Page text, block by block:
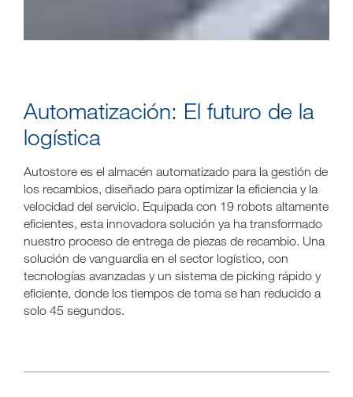
Automatización: El futuro de la
logística
Autostore es el almacén automatizado para la gestión de
los recambios, diseñado para optimizar la eficiencia y la
velocidad del servicio. Equipada con 19 robots altamente
eficientes, esta innovadora solución ya ha transformado
nuestro proceso de entrega de piezas de recambio. Una
solución de vanguardia en el sector logístico, con
tecnologías avanzadas y un sistema de picking rápido y
eficiente, donde los tiempos de toma se han reducido a
solo 45 segundos.